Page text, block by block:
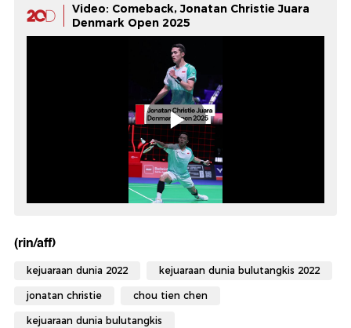
Video: Comeback, Jonatan Christie Juara
Denmark Open 2025
(rin/aff)
kejuaraan dunia 2022 kejuaraan dunia bulutangkis 2022
jonatan christie chou tien chen
kejuaraan dunia bulutangkis